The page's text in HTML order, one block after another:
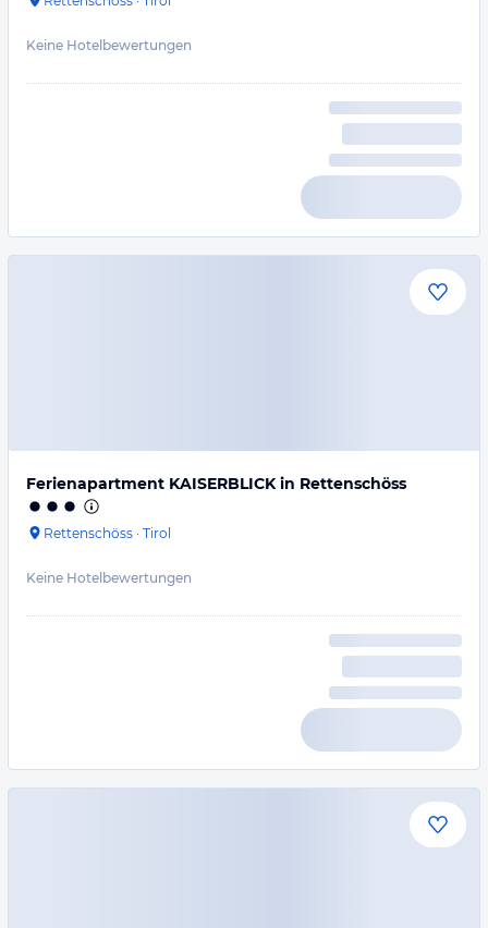
Keine Hotelbewertungen
Ferienapartment KAISERBLICK in Rettenschöss
Rettenschöss · Tirol
Keine Hotelbewertungen